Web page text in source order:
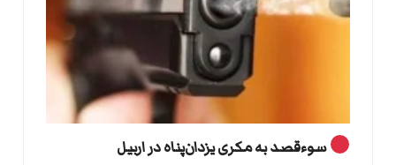
سوءقصد به مکری یزدان‌پناه در اربیل